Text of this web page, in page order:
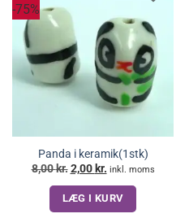
-75%
Panda i keramik(1stk)
8,00kr. Den
oprindelige
pris
var:
8,00 kr..
2,00 kr.Den
aktuelle
pris
er:
2,00 kr..
inkl. moms
LÆG I KURV